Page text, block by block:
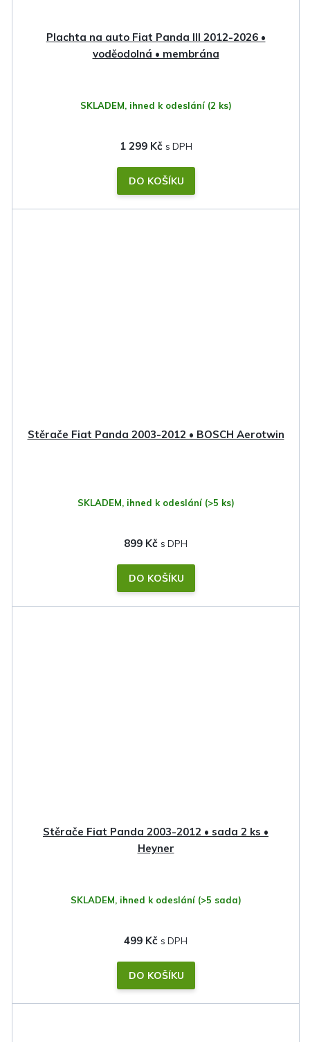
Plachta na auto Fiat Panda III 2012-2026 •
voděodolná • membrána
SKLADEM, ihned k odeslání (2 ks)
1 299 Kč
DO KOŠÍKU
Stěrače Fiat Panda 2003-2012 • BOSCH Aerotwin
SKLADEM, ihned k odeslání (>5 ks)
899 Kč
DO KOŠÍKU
Stěrače Fiat Panda 2003-2012 • sada 2 ks •
Heyner
SKLADEM, ihned k odeslání (>5 sada)
499 Kč
DO KOŠÍKU